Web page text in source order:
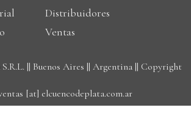
Distribuidores
Ventas
S.R.L. || Buenos Aires || Argentina || Copyright
[at] elcuencodeplata.com.ar